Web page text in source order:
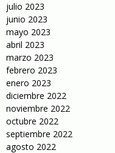
julio 2023
junio 2023
mayo 2023
abril 2023
marzo 2023
febrero 2023
enero 2023
diciembre 2022
noviembre 2022
octubre 2022
septiembre 2022
agosto 2022